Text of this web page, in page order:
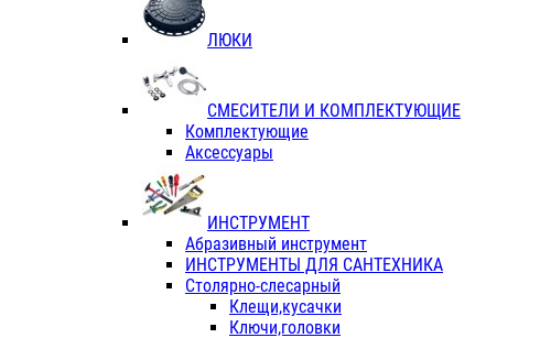
ЛЮКИ
СМЕСИТЕЛИ И КОМПЛЕКТУЮЩИЕ
Комплектующие
Аксессуары
ИНСТРУМЕНТ
Абразивный инструмент
ИНСТРУМЕНТЫ ДЛЯ САНТЕХНИКА
Столярно-слесарный
Клещи,кусачки
Ключи,головки